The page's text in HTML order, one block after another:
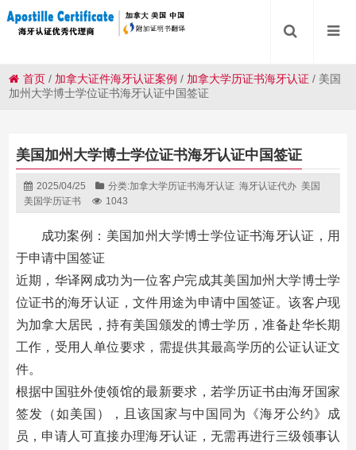
首页 / 加拿大证件海牙认证案例 / 加拿大学历证书海牙认证 / 美国
加州大学博士学位证书海牙认证中国签证
美国加州大学博士学位证书海牙认证中国签证
2025/04/25 分类:加拿大学历证书海牙认证 海牙认证代办 美国
美国学历证书
1043
成功案例：美国加州大学博士学位证书海牙认证，用
于申请中国签证
近期，华译网成功为一位客户完成其美国加州大学博士学
位证书的海牙认证，文件用途为申请中国签证。该客户现
为加拿大居民，持有美国颁发的博士学历，准备赴华长期
工作，受用人单位要求，需提供其最高学历的公证认证文
件。
根据中国驻外使领馆的最新要求，若学历证书由海牙国家
签发（如美国），且该国家与中国同为《海牙公约》成
员，申请人可直接办理海牙认证，无需再进行三级领事认